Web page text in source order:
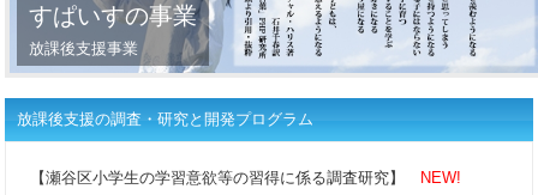
すぱいすの事業
放課後支援事業
放課後支援の調査・研究と開発プログラム
【瀬谷区小学生の学習意欲等の習得に係る調査研究】 NEW!